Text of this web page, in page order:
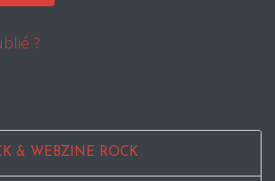
?
& WEBZINE ROCK